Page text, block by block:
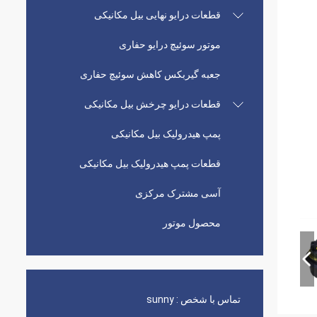
قطعات درایو نهایی بیل مکانیکی
موتور سوئیچ درایو حفاری
جعبه گیربکس کاهش سوئیچ حفاری
قطعات درایو چرخش بیل مکانیکی
پمپ هیدرولیک بیل مکانیکی
قطعات پمپ هیدرولیک بیل مکانیکی
آسی مشترک مرکزی
محصول موتور
تماس با شخص : sunny